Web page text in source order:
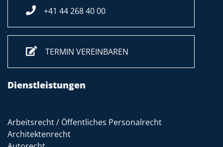
+41 44 268 40 00
TERMIN VEREINBAREN
Dienstleistungen
Arbeitsrecht / Öffentliches Personalrecht
Architektenrecht